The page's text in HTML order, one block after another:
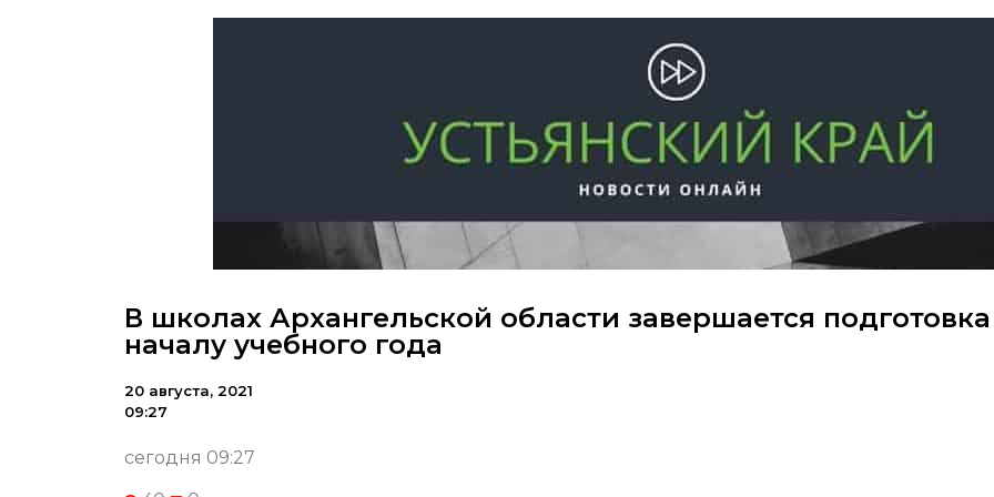
В школах Архангельской области завершается
началу учебного года
20 августа, 2021
09:27
сегодня 09:27